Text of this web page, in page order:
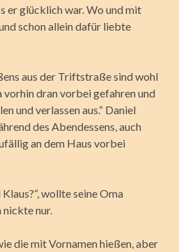
er glücklich war. Wo und mit
schon allein dafür liebte
aus der Triftstraße sind wohl
vorhin dran vorbei gefahren und
und verlassen aus.“ Daniel
des Abendessens, auch
an dem Haus vorbei
wollte seine Oma
nickte nur.
die mit Vornamen hießen, aber